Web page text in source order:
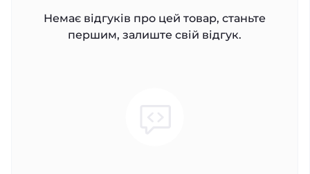
Немає відгуків про цей товар, станьте
першим, залиште свій відгук.